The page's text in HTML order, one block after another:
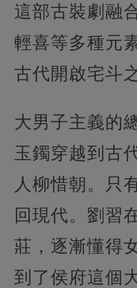
這部古裝劇融
輕喜等多種元
古代開啟宅斗
大男子主義的
玉鐲穿越到古
人柳惜朝。只
回現代。劉習
莊，逐漸懂得
到了侯府這個